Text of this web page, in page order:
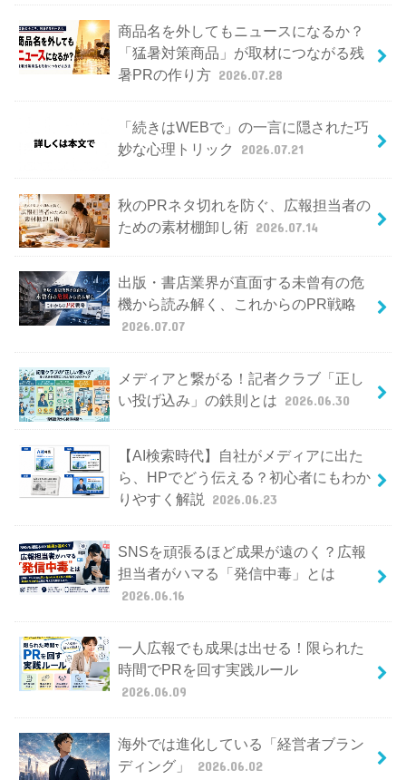
商品名を外してもニュースになるか？
「猛暑対策商品」が取材につながる残
暑PRの作り方 2026.07.28
「続きはWEBで」の一言に隠された巧
妙な心理トリック
2026.07.21
秋のPRネタ切れを防ぐ、広報担当者の
ための素材棚卸し術 2026.07.14
出版・書店業界が直面する未曾有の危
機から読み解く、これからのPR戦略
2026.07.07
メディアと繋がる！記者クラブ「正し
い投げ込み」の鉄則とは 2026.06.30
【AI検索時代】自社がメディアに出た
ら、HPでどう伝える？初心者にもわか
りやすく解説
2026.06.23
SNSを頑張るほど成果が遠のく？広報
担当者がハマる「発信中毒」とは
2026.06.16
一人広報でも成果は出せる！限られた
時間でPRを回す実践ルール
2026.06.09
海外では進化している「経営者ブラン
ディング」
2026.06.02